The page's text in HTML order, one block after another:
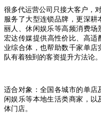
很多代运营公司只接大客户，
服务了大型连锁品牌，更深耕
丽人、休闲娱乐等高频消费场
宏达传媒提供高性价比、高
业综合体，也帮助数千家单店
队有着独到的客资提升方法论。
适合对象：全国各城市的单店
闲娱乐等本地生活类商家，
体门店。